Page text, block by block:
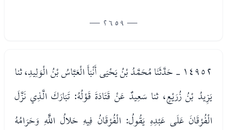
— 2659 —
١٤٩٥٢ - حَدَّثَنَا مُحَمَّدُ بْنُ يَحْيَى أَنْبَأَ الْعَبَّاسُ بْنُ الْوَلِيدِ، ثنا
يَزِيدُ بْنُ زُرَيْعٍ، ثنا سَعِيدٌ عَنْ قَتَادَةَ قَوْلُهُ: تَبَارَكَ الَّذِي نَزَّلَ
الْفُرْقَانَ عَلَى عَبْدِهِ يَقُولُ: الْفُرْقَانُ فِيهِ حَلالُ اللَّهِ وَحَرَامُهُ